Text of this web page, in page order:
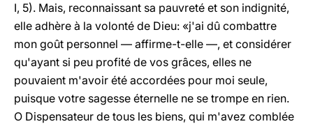
I, 5). Mais, reconnaissant sa pauvreté et son indignité,
elle adhère à la volonté de Dieu: «j'ai dû combattre
mon goût personnel — affirme-t-elle —, et considérer
qu'ayant si peu profité de vos grâces, elles ne
pouvaient m'avoir été accordées pour moi seule,
puisque votre sagesse éternelle ne se trompe en rien.
O Dispensateur de tous les biens, qui m'avez comblée